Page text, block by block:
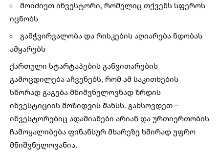
მოიძიეთ ინვესტორი, რომელიც თქვენს სფეროს
იცნობს
გამჭვირვალობა და რისკების აღიარება ნდობას
ამყარებს
ქართული სტარტაპების განვითარების
გამოცდილება აჩვენებს, რომ ამ საკითხების
სწორად გაგება მნიშვნელოვნად ზრდის
ინვესტიციის მოზიდვის შანსს. გახსოვდეთ –
ინვესტორებიც ადამიანები არიან და ურთიერთობის
ჩამოყალიბება ფინანსურ მხარეზე ხშირად უფრო
მნიშვნელოვანია.